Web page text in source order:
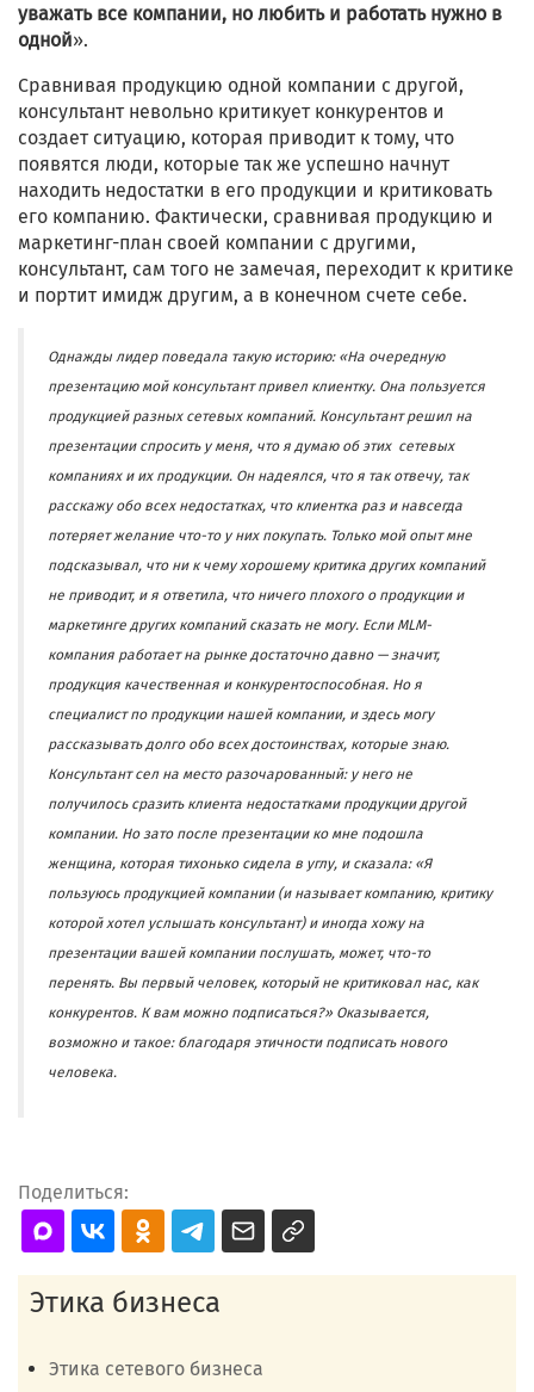
уважать все компании, но любить и работать нужно в
одной».
Сравнивая продукцию одной компании с другой,
консультант невольно критикует конкурентов и
создает ситуацию, которая приводит к тому, что
появятся люди, которые так же успешно начнут
находить недостатки в его продукции и критиковать
его компанию. Фактически, сравнивая продукцию и
маркетинг-план своей компании с другими,
консультант, сам того не замечая, переходит к критике
и портит имидж другим, а в конечном счете себе.
Однажды лидер поведала такую историю: «На очередную
презентацию мой консультант привел клиентку. Она пользуется
продукцией разных сетевых компаний. Консультант решил на
презентации спросить у меня, что я думаю об этих сетевых
компаниях и их продукции. Он надеялся, что я так отвечу, так
расскажу обо всех недостатках, что клиентка раз и навсегда
потеряет желание что-то у них покупать. Только мой опыт мне
подсказывал, что ни к чему хорошему критика других компаний
не приводит, и я ответила, что ничего плохого о продукции и
маркетинге других компаний сказать не могу. Если MLM-
компания работает на рынке достаточно давно — значит,
продукция качественная и конкурентоспособная. Но я
специалист по продукции нашей компании, и здесь могу
рассказывать долго обо всех достоинствах, которые знаю.
Консультант сел на место разочарованный: у него не
получилось сразить клиента недостатками продукции другой
компании. Но зато после презентации ко мне подошла
женщина, которая тихонько сидела в углу, и сказала: «Я
пользуюсь продукцией компании (и называет компанию, критику
которой хотел услышать консультант) и иногда хожу на
презентации вашей компании послушать, может, что-то
перенять. Вы первый человек, который не критиковал нас, как
конкурентов. К вам можно подписаться?» Оказывается,
возможно и такое: благодаря этичности подписать нового
человека.
Поделиться:
Этика бизнеса
Этика сетевого бизнеса